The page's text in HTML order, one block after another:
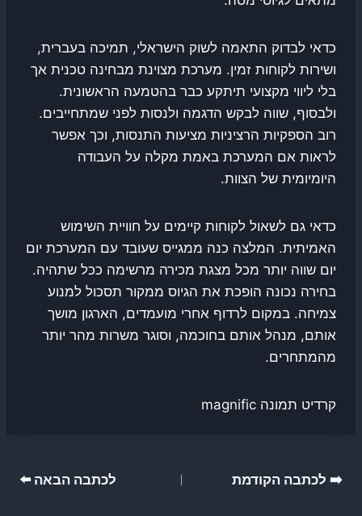
כדאי לבדוק התאמה לשוק הישראלי, תמיכה בעברית,
ושירות לקוחות זמין. מערכת מצוינת מבחינה טכנית אך
בלי ליווי מקצועי תיתקע כבר בהטמעה הראשונית.
ולבסוף, שווה לבקש הדגמה ולנסות לפני שמתחייבים.
רוב הספקיות הרציניות מציעות התנסות, וכך אפשר
לראות אם המערכת באמת מקלה על העבודה
היומיומית של הצוות.
כדאי גם לשאול לקוחות קיימים על חוויית השימוש
האמיתית. המלצה כנה ממגייס שעובד עם המערכת יום
יום שווה יותר מכל מצגת מכירה מרשימה ככל שתהיה.
בחירה נכונה הופכת את הגיוס ממקור תסכול למנוע
צמיחה. במקום לרדוף אחרי מועמדים, הארגון מושך
אותם, מנהל אותם בחוכמה, וסוגר משרות מהר יותר
מהמתחרים.
קרדיט תמונה magnific
ניווט
➡️ לכתבה הקודמת לכתבה הבאה ⬅️